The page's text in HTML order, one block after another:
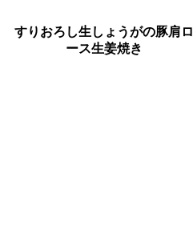
すりおろし生しょうがの豚肩ロ
ース生姜焼き